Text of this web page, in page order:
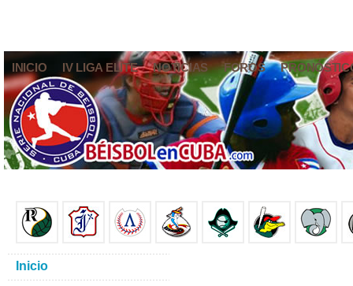
INICIO IV LIGA ELITE NOTICIAS FOROS
Inicio